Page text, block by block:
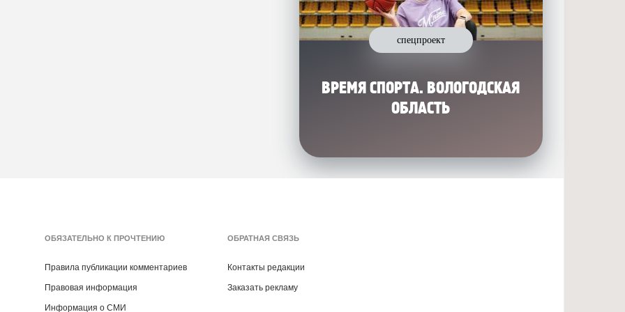
спецпроект
ВРЕМЯ СПОРТА. ВОЛОГОДСКАЯ
ОБЛАСТЬ
ОБЯЗАТЕЛЬНО К ПРОЧТЕНИЮ
Правила публикации комментариев
Правовая информация
Информация о СМИ
ОБРАТНАЯ СВЯЗЬ
Контакты редакции
Заказать рекламу